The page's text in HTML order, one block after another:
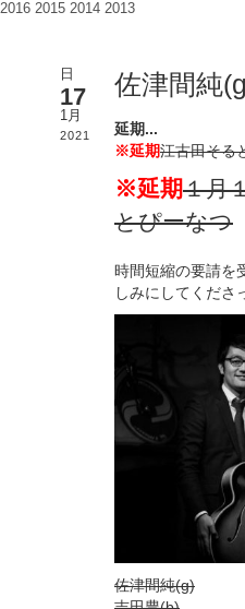
Online Lesson
2016 2015 2014 2013
日
17
1月
2021
佐津間純
延期...
※延期江古田そる
※延期１月
とぴーなつ
時間短縮の要請を
しみにしてくださ
佐津間純(g)